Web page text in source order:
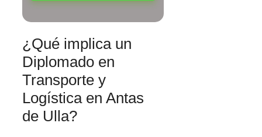
¿Qué implica un
Diplomado en
Transporte y
Logística en Antas
de Ulla?